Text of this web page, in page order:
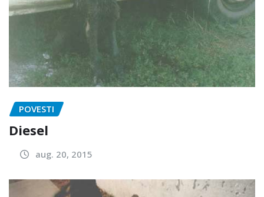
POVESTI
Diesel
aug. 20, 2015